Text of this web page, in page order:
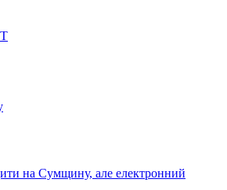
на Сумщину, але електронний